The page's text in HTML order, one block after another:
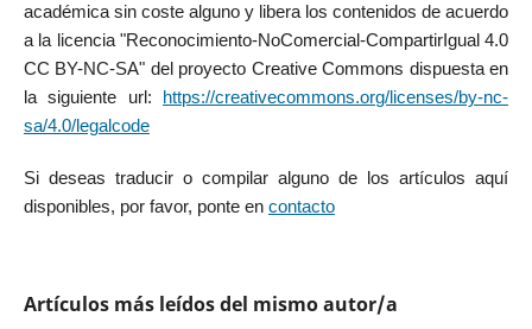
académica sin coste alguno y libera los contenidos de acuerdo
a la licencia "Reconocimiento-NoComercial-CompartirIgual 4.0
CC BY-NC-SA" del proyecto Creative Commons dispuesta en
la siguiente url:
https://creativecommons.org/licenses/by-nc-
sa/4.0/legalcode
Si deseas traducir o compilar alguno de los artículos aquí
disponibles, por favor, ponte en contacto
Artículos más leídos del mismo autor/a